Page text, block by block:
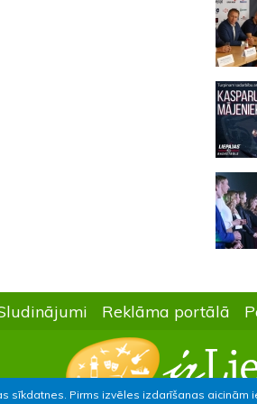
sīkdatnes. Pirms izvēles izdarīšanas
Reklāma portālā